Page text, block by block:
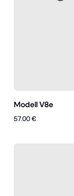
Modell V8e
57.00 €